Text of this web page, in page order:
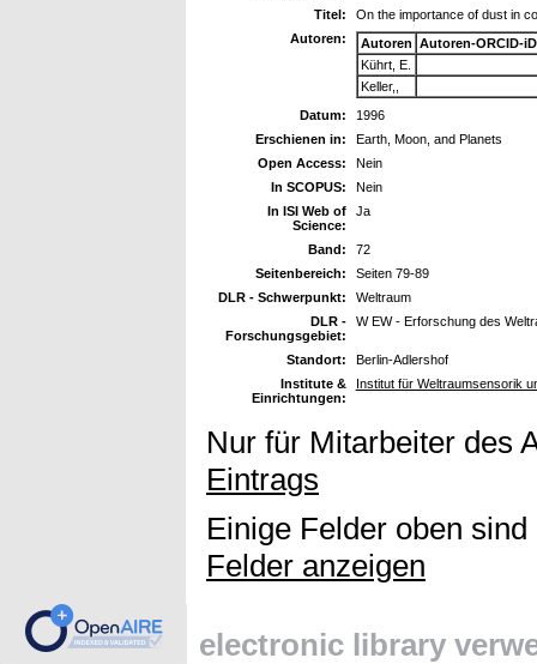
Titel:
On the importance of dust in
Autoren:
Autoren Autoren-ORCID-iD
Kührt, E.
Keller,,
Datum:
1996
Erschienen in:
Earth, Moon, and Planets
Open Access:
Nein
In SCOPUS:
Nein
In ISI Web of
Science:
Ja
Band:
72
Seitenbereich:
Seiten 79-89
DLR - Schwerpunkt:
Weltraum
DLR -
Forschungsgebiet:
W EW - Erforschung des
Standort:
Berlin-Adlershof
Institute &
Einrichtungen:
Institut für Weltraumsensorik
Nur für Mitarbeiter des
Eintrags
Einige Felder oben
Felder anzeigen
electronic library